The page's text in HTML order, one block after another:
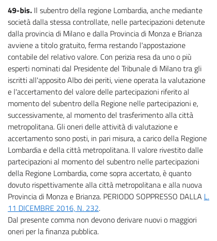
49-bis. Il subentro della regione Lombardia, anche mediante
società dalla stessa controllate, nelle partecipazioni detenute
dalla provincia di Milano e dalla Provincia di Monza e Brianza
avviene a titolo gratuito, ferma restando l'appostazione
contabile del relativo valore. Con perizia resa da uno o più
esperti nominati dal Presidente del Tribunale di Milano tra gli
iscritti all'apposito Albo dei periti, viene operata la valutazione
e l'accertamento del valore delle partecipazioni riferito al
momento del subentro della Regione nelle partecipazioni e,
successivamente, al momento del trasferimento alla città
metropolitana. Gli oneri delle attività di valutazione e
accertamento sono posti, in pari misura, a carico della Regione
Lombardia e della città metropolitana. Il valore rivestito dalle
partecipazioni al momento del subentro nelle partecipazioni
della Regione Lombardia, come sopra accertato, è quanto
dovuto rispettivamente alla città metropolitana e alla nuova
Provincia di Monza e Brianza. PERIODO SOPPRESSO DALLA L.
11 DICEMBRE 2016, N. 232.
Dal presente comma non devono derivare nuovi o maggiori
oneri per la finanza pubblica.